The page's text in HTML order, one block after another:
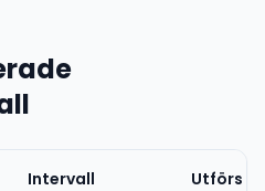
Intervall Utförs av